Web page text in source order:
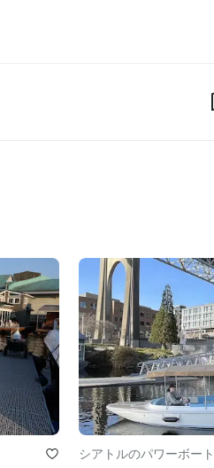
シアトルのパワーボート